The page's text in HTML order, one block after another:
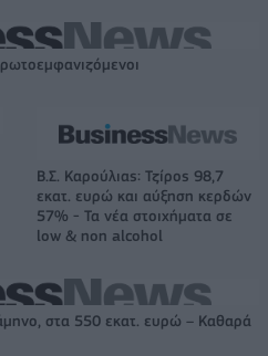
Β.Σ. Καρούλιας: Τζίρος 98,7
εκατ. ευρώ και αύξηση κερδών
57% - Τα νέα στοιχήματα σε
low & non alcohol
στα 550 εκατ. ευρώ – Καθαρά